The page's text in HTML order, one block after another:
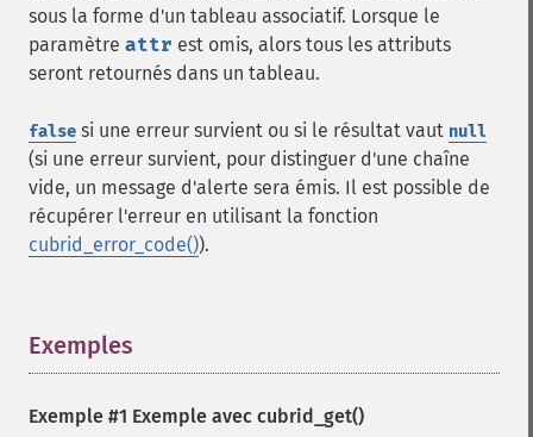
sous la forme d'un tableau associatif. Lorsque le
paramètre attr est omis, alors tous les attributs
seront retournés dans un tableau.
false si une erreur survient ou si le résultat vaut null
(si une erreur survient, pour distinguer d'une chaîne
vide, un message d'alerte sera émis. Il est possible de
récupérer l'erreur en utilisant la fonction
cubrid_error_code()).
Exemples
Exemple #1 Exemple avec cubrid_get()